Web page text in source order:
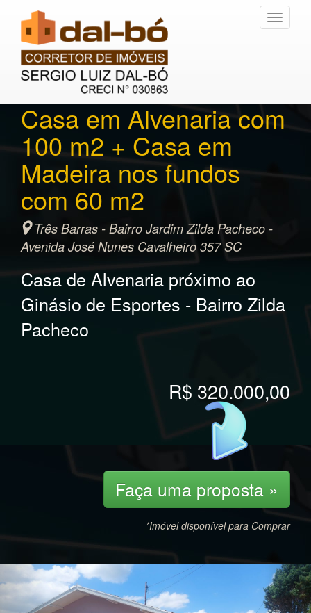
Toggle
Casa em Alvenaria com
100 m2 + Casa em
Madeira nos fundos
com 60 m2
Três Barras - Bairro Jardim Zilda Pacheco -
Avenida José Nunes Cavalheiro 357 SC
Casa de Alvenaria próximo ao
Ginásio de Esportes - Bairro Zilda
Pacheco
R$ 320.000,00
Faça uma proposta »
*Imóvel disponível para Comprar
Previous